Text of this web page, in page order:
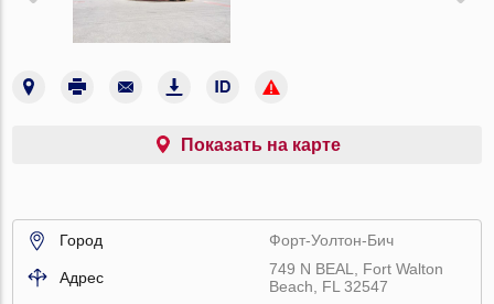
Показать на карте
Город Форт-Уолтон-Бич
Адрес
749 N BEAL, Fort Walton
Beach, FL 32547